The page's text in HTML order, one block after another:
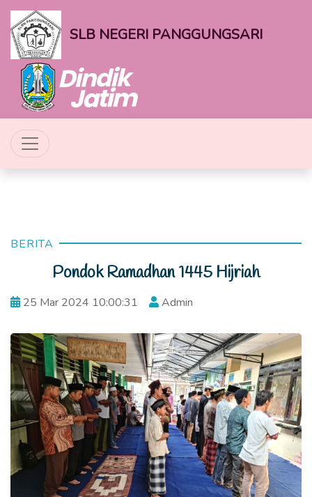
SLB NEGERI PANGGUNGSARI
BERITA
Pondok Ramadhan 1445 Hijriah
25 Mar 2024 10:00:31 Admin